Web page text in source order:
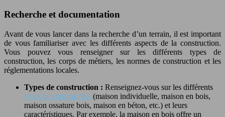
Recherche et documentation
Avant de vous lancer dans la recherche d’un terrain, il est important
de vous familiariser avec les différents aspects de la construction.
Vous pouvez vous renseigner sur les différents types de
construction, les corps de métiers, les normes de construction et les
réglementations locales.
Types de construction : Renseignez-vous sur les différents
types de construction (maison individuelle, maison en bois,
maison ossature bois, maison en béton, etc.) et leurs
caractéristiques. Par exemple, la maison en bois offre un